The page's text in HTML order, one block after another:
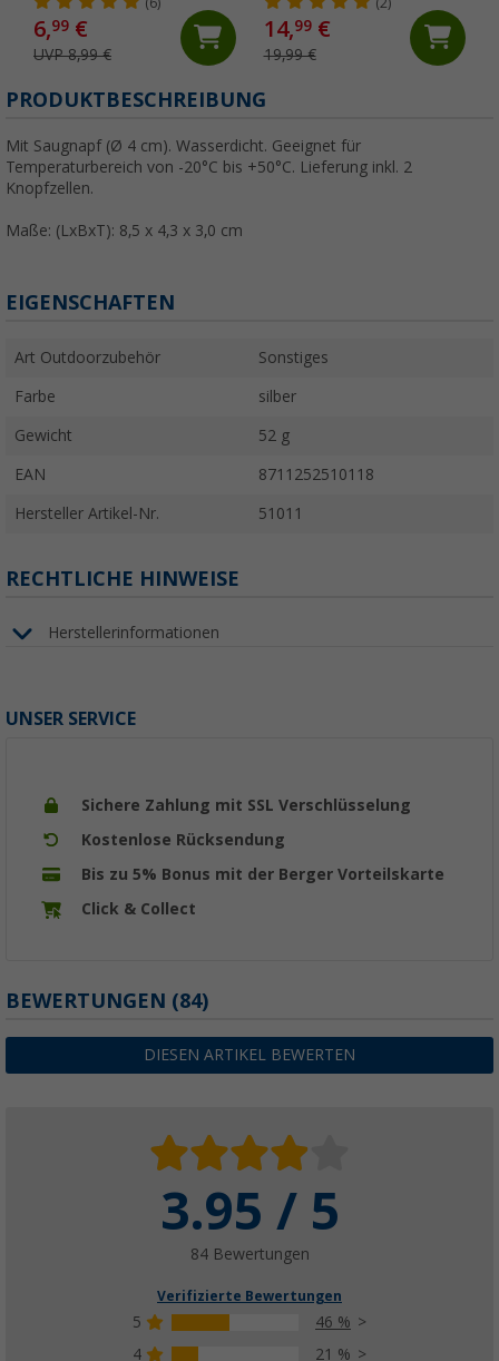
(6)
6,99 €
UVP 8,99 €
(2)
14,99€
19,99 €
PRODUKTBESCHREIBUNG
Mit Saugnapf (Ø 4 cm). Wasserdicht. Geeignet für
Temperaturbereich von -20°C bis +50°C. Lieferung inkl. 2
Knopfzellen.
Maße: (LxBxT): 8,5 x 4,3 x 3,0 cm
EIGENSCHAFTEN
Art Outdoorzubehör Sonstiges
Farbe silber
Gewicht 52 g
EAN 8711252510118
Hersteller Artikel-Nr. 51011
RECHTLICHE HINWEISE
Herstellerinformationen
UNSER SERVICE
Sichere Zahlung mit SSL Verschlüsselung
Kostenlose Rücksendung
Bis zu 5% Bonus mit der Berger Vorteilskarte
Click & Collect
BEWERTUNGEN (84)
DIESEN ARTIKEL BEWERTEN
3.95 / 5
84 Bewertungen
Verifizierte Bewertungen
5
46 %
4
21 %